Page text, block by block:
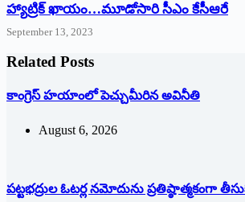
హ్యాట్రిక్‌ ‌ఖాయం…మూడోసారి సీఎం కేసీఆరే
September 13, 2023
Related Posts
కాంగ్రెస్ హయాంలో పెచ్చుమీరిన అవినీతి
August 6, 2026
పట్టభద్రుల ఓటర్ల నమోదును ప్రతిష్ఠాత్మకంగా